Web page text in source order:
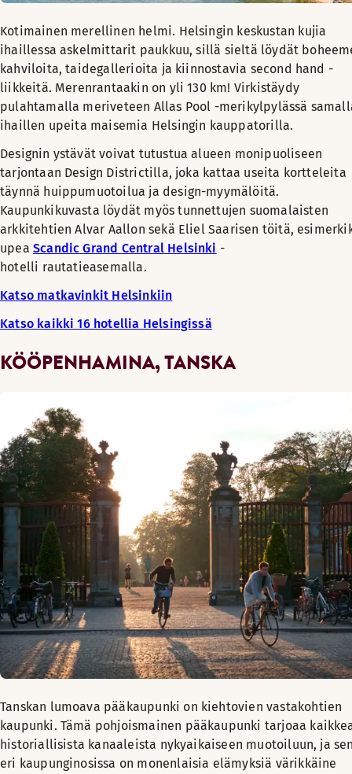
Kotimainen merellinen helmi. Helsingin keskustan kujia
ihaillessa askelmittarit paukkuu, sillä sieltä löydät
kahviloita, taidegallerioita ja kiinnostavia second hand -
liikkeitä. Merenrantaakin on yli 130 km! Virkistäydy
pulahtamalla meriveteen Allas Pool -merikylpylässä
ihaillen upeita maisemia Helsingin kauppatorilla.
Designin ystävät voivat tutustua alueen monipuoliseen
tarjontaan Design Districtilla, joka kattaa useita kortteleita
täynnä huippumuotoilua ja design-myymälöitä.
Kaupunkikuvasta löydät myös tunnettujen suomalaisten
arkkitehtien Alvar Aallon sekä Eliel Saarisen töitä,
upea Scandic Grand Central Helsinki -
hotelli rautatieasemalla.
Katso matkavinkit Helsinkiin
Katso kaikki 16 hotellia Helsingissä
KÖÖPENHAMINA, TANSKA
Tanskan lumoava pääkaupunki on kiehtovien vastakohtien
kaupunki. Tämä pohjoismainen pääkaupunki tarjoaa
historiallisista kanaaleista nykyaikaiseen muotoiluun, ja
eri kaupunginosissa on monenlaisia elämyksiä värikkäine